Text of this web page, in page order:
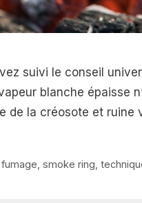
suivi le conseil
blanche épaisse
de la créosote et ruine
fumage smoke ring